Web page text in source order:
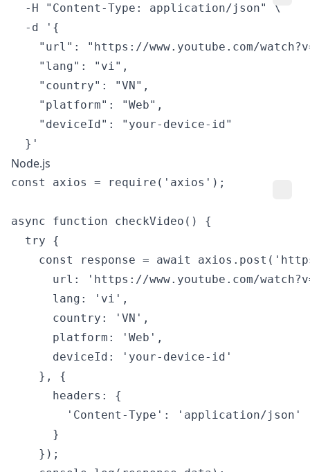
  -H "Content-Type: application/json" \
  -d '{
"url": "https://www.youtube.com/
    "lang": "vi",
    "country": "VN",
    "platform": "Web",
    "deviceId": "your-device-id"
Node.js
const axios = require('axios');
async function checkVideo() {
  try {
const response = await
url: 'https://www.youtube.com/
      lang: 'vi',
      country: 'VN',
      platform: 'Web',
      deviceId: 'your-device-id'
    }, {
      headers: {
        'Content-Type': 'application/json'
      }
    });